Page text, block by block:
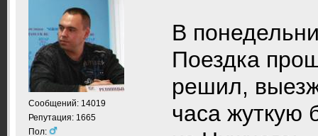
Сообщений: 14019
Репутация: 1665
Пол:
В
Поездка
решил,
часа жуткую